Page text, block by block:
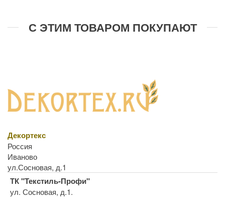
С ЭТИМ ТОВАРОМ ПОКУПАЮТ
Декортекс
Россия
Иваново
ул.Сосновая, д.1
ТК "Текстиль-Профи"
ул. Сосновая, д.1.